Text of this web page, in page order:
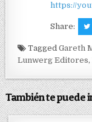
https://
Share:
TaggedGareth
Lunwerg Editores,
También te puede